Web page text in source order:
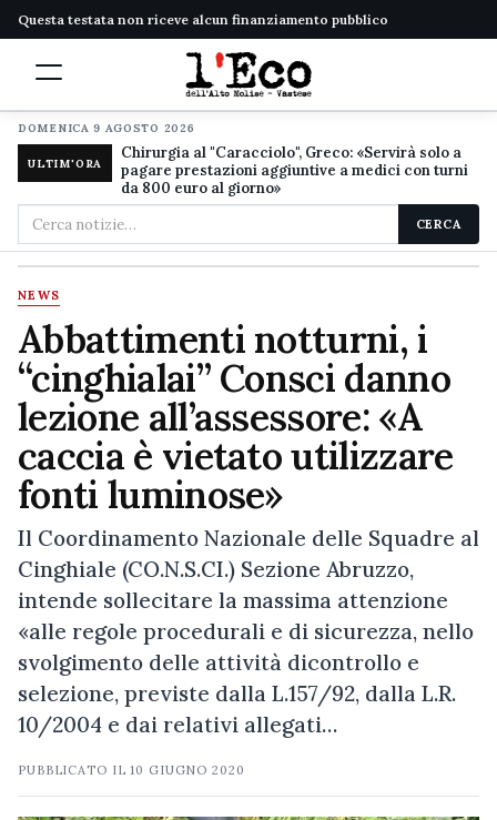
Questa testata non riceve alcun finanziamento pubblico
DOMENICA 9 AGOSTO 2026
ULTIM'ORA
Chirurgia al "Caracciolo", Greco: «Servirà solo a
pagare prestazioni aggiuntive a medici con turni
da 800 euro al giorno»
Cerca
nel
sito
CERCA
NEWS
Abbattimenti notturni, i
“cinghialai” Consci danno
lezione all’assessore: «A
caccia è vietato utilizzare
fonti luminose»
Il Coordinamento Nazionale delle Squadre al
Cinghiale (CO.N.S.CI.) Sezione Abruzzo,
intende sollecitare la massima attenzione
«alle regole procedurali e di sicurezza, nello
svolgimento delle attività dicontrollo e
selezione, previste dalla L.157/92, dalla L.R.
10/2004 e dai relativi allegati…
PUBBLICATO IL10 GIUGNO 2020